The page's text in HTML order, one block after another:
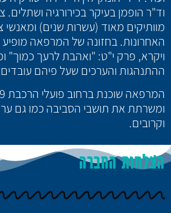
וד"ר הופמן בעיקר בכירורגיה
מוותיקים מאוד (עשרות שנים)
האחרונות. בחזונה של המרפאה
ויקרא, פרק י"ט: "ואהבת לרעך כמוך"
ההתנהגות והערכים שעל פיהם
ומשרתת את תושבי הסביבה כמו גם
וקרובים.
הצלחות החברה